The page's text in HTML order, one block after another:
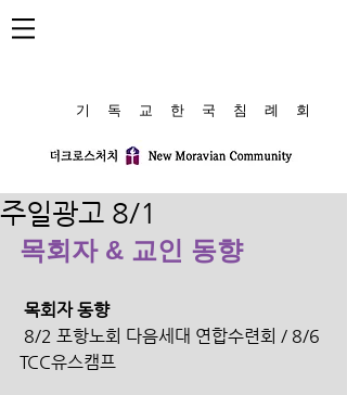
​기 독 교 한 국 침 례 회
주일광고 8/1
목회자 & 교인 동향
목회자 동향
TCC유스캠프